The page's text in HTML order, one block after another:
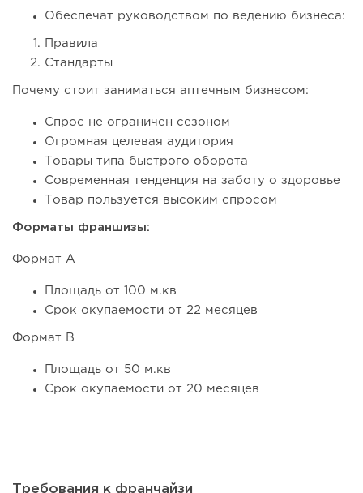
Обеспечат руководством по ведению бизнеса:
Правила
Стандарты
Почему стоит заниматься аптечным бизнесом:
Спрос не ограничен сезоном
Огромная целевая аудитория
Товары типа быстрого оборота
Современная тенденция на заботу о здоровье
Товар пользуется высоким спросом
Форматы франшизы:
Формат А
Площадь от 100 м.кв
Срок окупаемости от 22 месяцев
Формат B
Площадь от 50 м.кв
Срок окупаемости от 20 месяцев
Требования к франчайзи